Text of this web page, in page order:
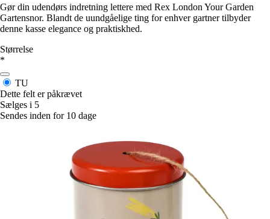
Gør din udendørs indretning lettere med Rex London Your Garden
Gartensnor. Blandt de uundgåelige ting for enhver gartner tilbyder
denne kasse elegance og praktiskhed.
Størrelse
*
TU
Dette felt er påkrævet
Sælges i 5
Sendes inden for 10 dage